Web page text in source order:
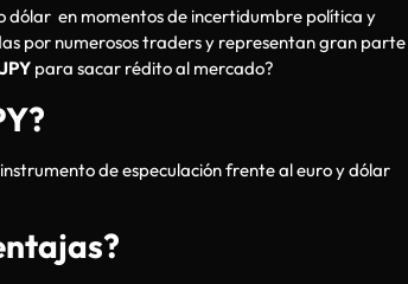
dólar en momentos de incertidumbre política y
por numerosos traders y representan gran parte
para sacar rédito al mercado?
de especulación frente al euro y dólar